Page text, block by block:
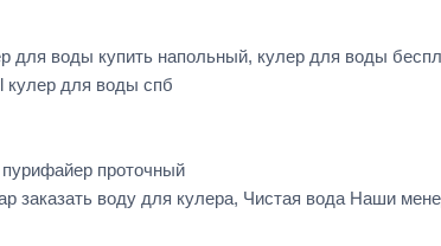
для воды купить напольный, кулер для воды
кулер для воды спб
пурифайер проточный
заказать воду для кулера, Чистая вода Наши